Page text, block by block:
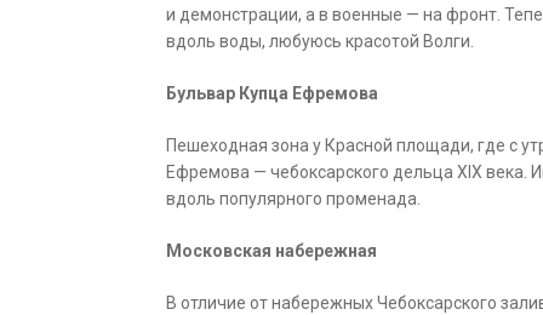
и демонстрации, а в военные — на фронт.
вдоль воды, любуюсь красотой Волги.
Бульвар Купца Ефремова
Пешеходная зона у Красной площади, где с
Ефремова — чебоксарского дельца XIX века.
вдоль популярного променада.
Московская набережная
В отличие от набережных Чебоксарского